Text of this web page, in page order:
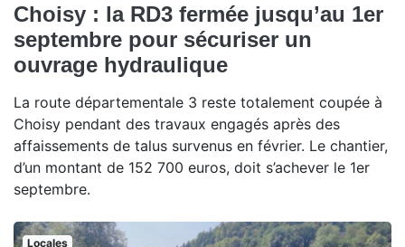
Choisy : la RD3 fermée jusqu’au 1er
septembre pour sécuriser un
ouvrage hydraulique
La route départementale 3 reste totalement coupée à
Choisy pendant des travaux engagés après des
affaissements de talus survenus en février. Le chantier,
d’un montant de 152 700 euros, doit s’achever le 1er
septembre.
Locales